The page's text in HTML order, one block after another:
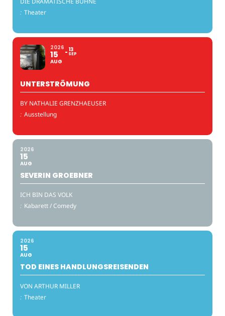
: Theater
2026
15
AUG
13
SEP
UNTERSTRÖMUNG
BY NATHALIE GRENZHAEUSER
: Ausstellung
2026
15
AUG
SEVERIN GROEBNER
ICH BIN DAS VOLK
: Kabarett / Comedy
2026
15
AUG
TOD EINES HANDLUNGSREISENDEN
VON ARTHUR MILLER
: Theater